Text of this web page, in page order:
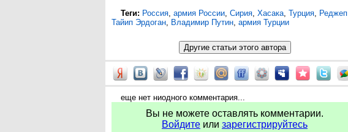
Теги: Россия, армия России, Сирия, Хасака, Турция, Реджеп
Тайип Эрдоган, Владимир Путин, армия Турции
еще нет ниодного комментария...
Вы не можете оставлять комментарии.
Войдите или зарегистрируйтесь